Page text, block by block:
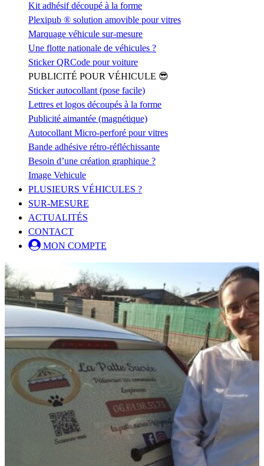
Kit adhésif découpé à la forme
Plexipub ® solution amovible pour vitres
Marquage véhicule sur-mesure
Une flotte nationale de véhicules ?
Sticker QRCode pour voiture
PUBLICITÉ POUR VÉHICULE 😎
Sticker autocollant (pose facile)
Lettres et logos découpés à la forme
Publicité aimantée (magnétique)
Autocollant Micro-perforé pour vitres
Bande adhésive rétro-réfléchissante
Besoin d’une création graphique ?
Image Vehicule
PLUSIEURS VÉHICULES ?
SUR-MESURE
ACTUALITÉS
CONTACT
MON COMPTE